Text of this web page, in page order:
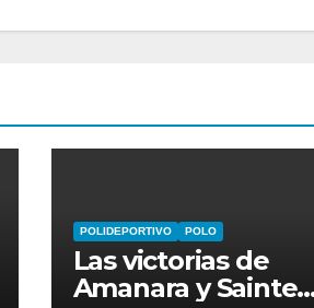
POLIDEPORTIVO POLO
Las victorias de
Amanara y Sainte